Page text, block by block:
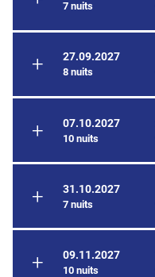
7 nuits
27.09.2027
8 nuits
07.10.2027
10 nuits
31.10.2027
7 nuits
09.11.2027
10 nuits